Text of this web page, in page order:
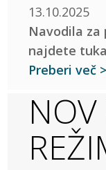
13.10.2025
Navodila za
najdete
Preberi več
NOV